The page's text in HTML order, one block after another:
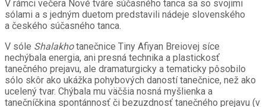
V rámci večera Nové tváre súčasného tanca sa so svojimi
sólami a s jedným duetom predstavili nádeje slovenského
a českého súčasného tanca.
V sóle Shalakhotanečnice Tiny Afiyan Breiovej síce
nechýbala energia, ani presná technika a plastickosť
tanečného prejavu, ale dramaturgicky a tematicky pôsobilo
sólo skôr ako ukážka pohybových daností tanečnice, než ako
ucelený tvar. Chýbala mu väčšia nosná myšlienka a
tanečníčkina spontánnosť či bezuzdnosť tanečného prejavu (v